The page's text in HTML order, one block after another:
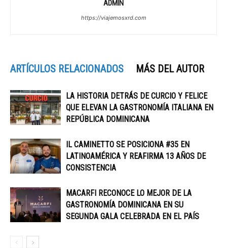
ADMIN
https://viajemosxrd.com
ARTÍCULOS RELACIONADOS MÁS DEL AUTOR
LA HISTORIA DETRÁS DE CURCIO Y FELICE
QUE ELEVAN LA GASTRONOMÍA ITALIANA EN
REPÚBLICA DOMINICANA
IL CAMINETTO SE POSICIONA #35 EN
LATINOAMÉRICA Y REAFIRMA 13 AÑOS DE
CONSISTENCIA
MACARFI RECONOCE LO MEJOR DE LA
GASTRONOMÍA DOMINICANA EN SU
SEGUNDA GALA CELEBRADA EN EL PAÍS